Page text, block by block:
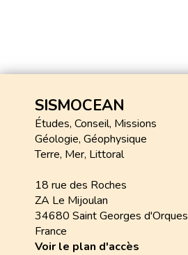
SISMOCEAN
Études, Conseil, Missions
Géologie, Géophysique
Terre, Mer, Littoral
18 rue des Roches
ZA Le Mijoulan
34680 Saint Georges d'Orques
France
Voir le plan d'accès